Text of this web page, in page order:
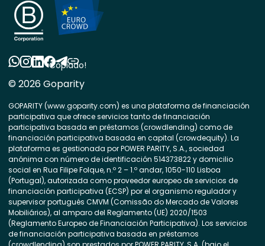
© 2026 Goparity
GOPARITY (www.goparity.com) es una plataforma de financiación
participativa que ofrece servicios tanto de financiación
participativa basada en préstamos (crowdlending) como de
financiación participativa basada en capital (crowdequity). La
plataforma es gestionada por POWER PARITY, S.A., sociedad
anónima con número de identificación 514373822 y domicilio
social en Rua Filipe Folque, n.º 2 – 1.º andar, 1050-110 Lisboa
(Portugal), autorizada como proveedor europeo de servicios de
financiación participativa (ECSP) por el organismo regulador y
supervisor portugués CMVM (Comissão do Mercado de Valores
Mobiliários), al amparo del Reglamento (UE) 2020/1503
(Reglamento Europeo de Financiación Participativa). Los servicios
de financiación participativa basada en préstamos
Copiado!